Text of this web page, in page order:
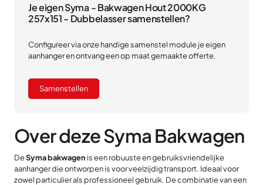
Je eigen Syma - Bakwagen Hout 2000KG
257x151 - Dubbelasser samenstellen?
Configureer via onze handige samenstel module je eigen
aanhanger en ontvang een op maat gemaakte offerte.
Samenstellen
Over deze Syma Bakwagen
DeSyma bakwagen is een robuuste en gebruiksvriendelijke
aanhanger die ontworpen is voor veelzijdig transport. Ideaal voor
zowel particulier als professioneel gebruik. De combinatie van een